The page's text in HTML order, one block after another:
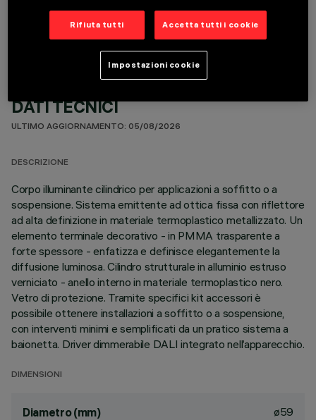
DATI TECNICI
ULTIMO AGGIORNAMENTO: 05/08/2026
DESCRIZIONE
Corpo illuminante cilindrico per applicazioni a soffitto o a
sospensione. Sistema emittente ad ottica fissa con riflettore
ad alta definizione in materiale termoplastico metallizzato. Un
elemento terminale decorativo - in PMMA trasparente a
forte spessore - enfatizza e definisce elegantemente la
diffusione luminosa. Cilindro strutturale in alluminio estruso
verniciato - anello interno in materiale termoplastico nero.
Vetro di protezione. Tramite specifici kit accessori è
possibile ottenere installazioni a soffitto o a sospensione,
con interventi minimi e semplificati da un pratico sistema a
baionetta. Driver dimmerabile DALI integrato nell’apparecchio.
DIMENSIONI
Diametro (mm) ø59
Rifiuta tutti Accetta tutti i cookie
Impostazioni cookie